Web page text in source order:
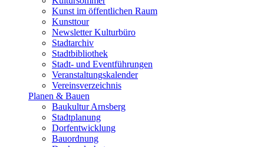
Kunst im öffentlichen Raum
Kunsttour
Newsletter Kulturbüro
Stadtarchiv
Stadtbibliothek
Stadt- und Eventführungen
Veranstaltungskalender
Vereinsverzeichnis
Planen & Bauen
Baukultur Arnsberg
Stadtplanung
Dorfentwicklung
Bauordnung